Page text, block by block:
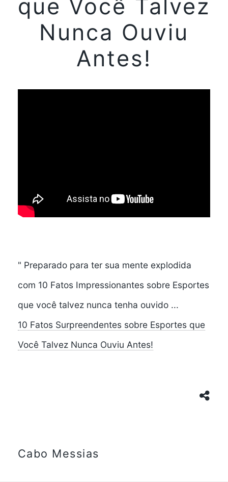
que Você Talvez
Nunca Ouviu
Antes!
" Preparado para ter sua mente explodida
com 10 Fatos Impressionantes sobre Esportes
que você talvez nunca tenha ouvido ...
10 Fatos Surpreendentes sobre Esportes que
Você Talvez Nunca Ouviu Antes!
Cabo Messias